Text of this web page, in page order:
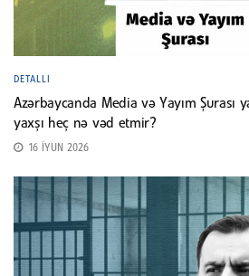
DETALLI
Azərbaycanda Media və Yayım Şurası
yaxşı heç nə vəd etmir?
16 İYUN 2026